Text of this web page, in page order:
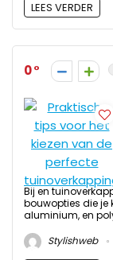
LEES VERDER
0
Bij en
bouwopties die je
aluminium, en
Stylishweb